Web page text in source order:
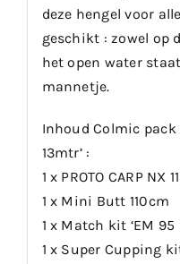
deze hengel voor
geschikt : zowel op
het open water
mannetje.
Inhoud Colmic pack
13mtr’ :
1 x PROTO CARP NX
1 x Mini Butt 110cm
1 x Match kit ‘EM 95
1 x Super Cupping